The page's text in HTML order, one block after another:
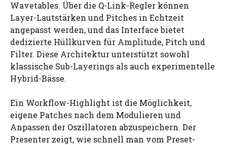
Wavetables. Über die Q-Link-Regler können
Layer-Lautstärken und Pitches in Echtzeit
angepasst werden, und das Interface bietet
dedizierte Hüllkurven für Amplitude, Pitch und
Filter. Diese Architektur unterstützt sowohl
klassische Sub-Layerings als auch experimentelle
Hybrid-Bässe.
Ein Workflow-Highlight ist die Möglichkeit,
eigene Patches nach dem Modulieren und
Anpassen der Oszillatoren abzuspeichern. Der
Presenter zeigt, wie schnell man vom Preset-